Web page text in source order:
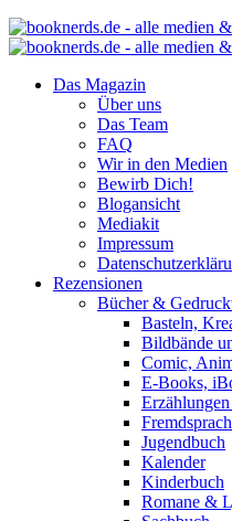
Das Magazin
Über uns
Das Team
FAQ
Wir in den Medien
Bewirb Dich!
Blogansicht
Mediakit
Impressum
Rezensionen
Bücher &
Basteln,
Bildbände
Comic,
E-Books,
Jugendbuch
Kalender
Kinderbuch
Romane &